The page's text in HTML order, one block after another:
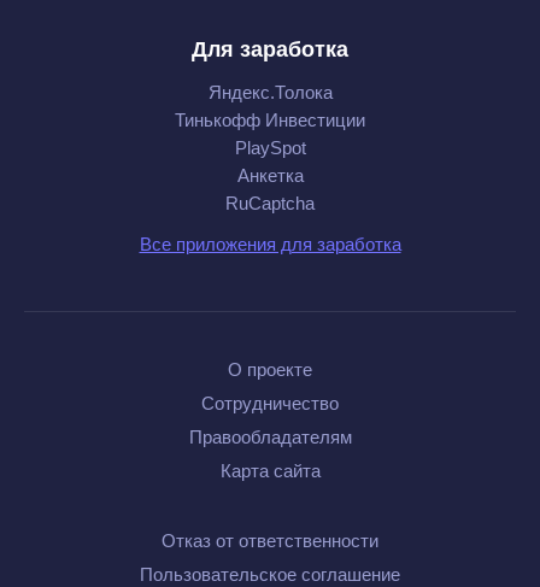
Для заработка
Яндекс.Толока
Тинькофф Инвестиции
PlaySpot
Анкетка
RuCaptcha
Все приложения для заработка
О проекте
Сотрудничество
Правообладателям
Карта сайта
Отказ от ответственности
Пользовательское соглашение